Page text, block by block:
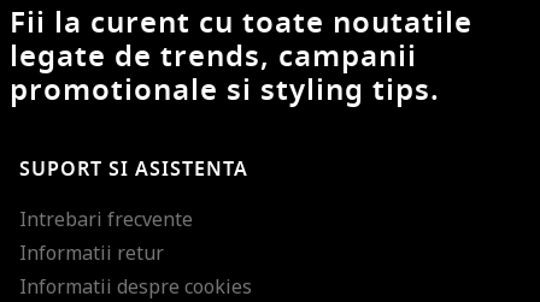
Fii la curent cu toate noutatile
legate de trends, campanii
promotionale si styling tips.
SUPORT SI ASISTENTA
Intrebari frecvente
Informatii retur
Informatii despre cookies